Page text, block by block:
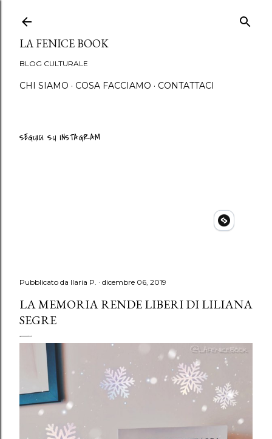
LA FENICE BOOK
BLOG CULTURALE
CHI SIAMO COSA FACCIAMO CONTATTACI
SEGUICI SU INSTAGRAM
Pubblicato da Ilaria P. dicembre 06, 2019
LA MEMORIA RENDE LIBERI DI LILIANA
SEGRE